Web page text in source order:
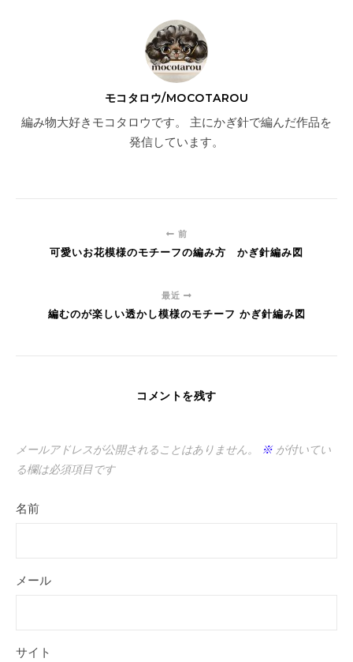
モコタロウ/MOCOTAROU
編み物大好きモコタロウです。 主にかぎ針で編んだ作品を
発信しています。
前
可愛いお花模様のモチーフの編み方 かぎ針編み図
最近
編むのが楽しい透かし模様のモチーフ かぎ針編み図
コメントを残す
メールアドレスが公開されることはありません。 ※が付いてい
る欄は必須項目です
名前
メール
サイト